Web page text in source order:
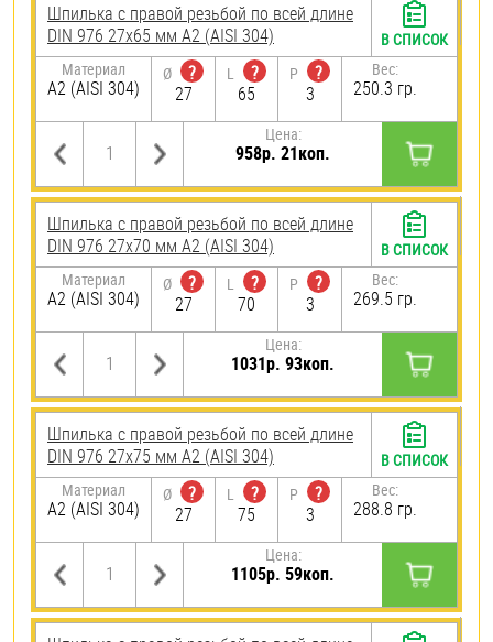
Шпилька с правой резьбой по всей длине
DIN 976 27х65 мм А2 (AISI 304)
Материал
А2 (AISI 304)
Ø
?
27
L
?
65
P
?
3
Вес:
250.3 гр.
Цена:
958р. 21коп.
В СПИСОК
Шпилька с правой резьбой по всей длине
DIN 976 27х70 мм А2 (AISI 304)
Материал
А2 (AISI 304)
Ø
?
27
L
?
70
P
?
3
Вес:
269.5 гр.
Цена:
1031р. 93коп.
В СПИСОК
Шпилька с правой резьбой по всей длине
DIN 976 27х75 мм А2 (AISI 304)
Материал
А2 (AISI 304)
Ø
?
27
L
?
75
P
?
3
Вес:
288.8 гр.
Цена:
1105р. 59коп.
В СПИСОК